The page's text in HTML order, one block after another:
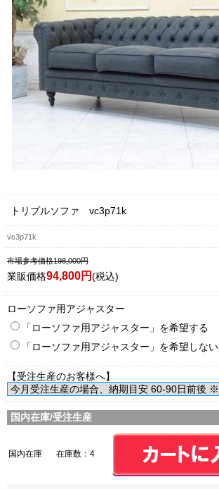
トリプルソファ vc3p71k
vc3p71k
市場参考価格198,000円
業販価格94,800円(税込)
ローソファ用アジャスター
「ローソファ用アジャスター」を希望する
「ローソファ用アジャスター」を希望しない
【受注生産のお客様へ】
国内在庫/受注生産
国内在庫 在庫数：4